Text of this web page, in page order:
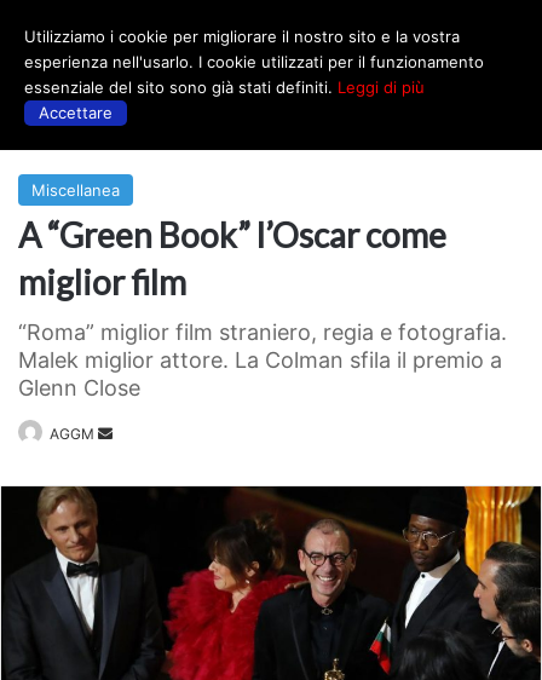
Miscellanea
A “Green Book” l’Oscar come
miglior film
“Roma” miglior film straniero, regia e fotografia.
Malek miglior attore. La Colman sfila il premio a
Glenn Close
AGGM
Invia
Utilizziamo i cookie per migliorare il nostro sito e la vostra
esperienza nell'usarlo. I cookie utilizzati per il funzionamento
essenziale del sito sono già stati definiti. Leggi di più
Accettare